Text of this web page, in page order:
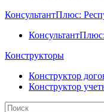
КонсультантПлюс:
Конструкторы
Конструктор
Конструктор